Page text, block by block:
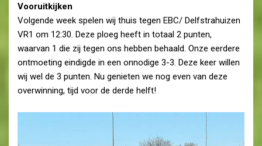
Vooruitkijken
Volgende week spelen wij thuis tegen EBC/ Delfstrahuizen
VR1 om 12:30. Deze ploeg heeft in totaal 2 punten,
waarvan 1 die zij tegen ons hebben behaald. Onze eerdere
ontmoeting eindigde in een onnodige 3-3. Deze keer willen
wij wel de 3 punten. Nu genieten we nog even van deze
overwinning, tijd voor de derde helft!